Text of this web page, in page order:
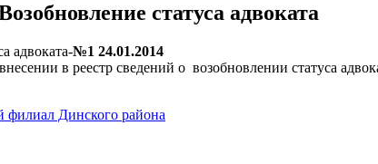
статуса адвоката
адвоката-№1 24.01.2014
в реестр сведений о возобновлении статуса
филиал Динского района